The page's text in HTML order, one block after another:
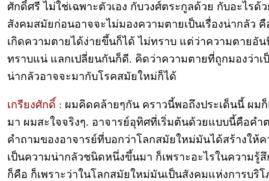
ศักดิ์ศรี ไม่ใช่เฉพาะตัวเอง กับวงศ์ตระกูลด้วย กับอะไรด้
สังคมสมัยก่อนอาจจะไม่มองความตายเป็นเรื่องน่ากลัว คื
เกิดความตายได้ง่ายขึ้นก็ได้ ไม่ทราบ แต่ว่าความตายอัน
ทราบแน่ แลกเปลี่ยนกันก็ดี. คิดว่าความตายที่ถูกมองว่าเ
น่ากลัวอาจจะมากับโรคสมัยใหม่ก็ได้
เกรียงศักดิ์ : ผมคิดคล้ายๆกัน คราวนี้พอถึงประเด็นนี้ ผม
มา ผมสะใจจริงๆ. อาจารย์อุทิศที่เริ่มต้นด้วยแบบนี้คือคำ
คำถามของอาจารย์ที่บอกว่าโลกสมัยใหม่มันได้สร้างให้
เป็นความน่ากลัวชนิดหนึ่งขึ้นมา ก็เพราะอะไรในความรู้
ก็คือ ก็เพราะว่าในโลกสมัยใหม่มันเป็นสังคมแห่งการบริ